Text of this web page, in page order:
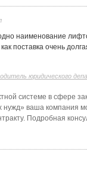
наименование
поставка очень
юридического
системе в сфере
нужд» ваша компания
Подробная